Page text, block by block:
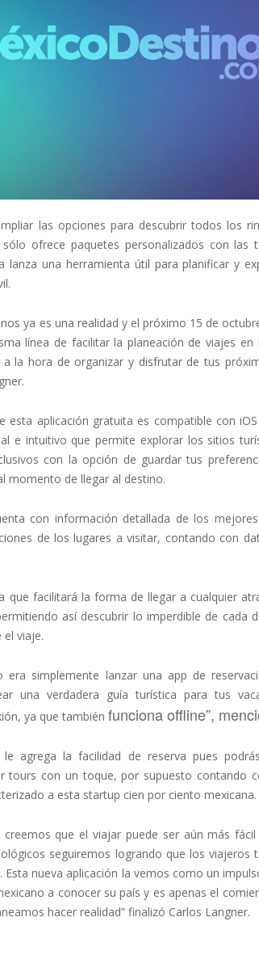
las opciones para descubrir todos los
ofrece paquetes personalizados con las
lanza una herramienta útil para planificar y
ya es una realidad y el próximo 15 de
línea de facilitar la planeación de viajes
la hora de organizar y disfrutar de tus
esta aplicación gratuita es compatible con
e intuitivo que permite explorar los sitios
con la opción de guardar tus
momento de llegar al destino.
con información detallada de los
de los lugares a visitar, contando con
facilitará la forma de llegar a cualquier
así descubrir lo imperdible de cada
viaje.
era simplemente lanzar una app de
una verdadera guía turística para tus
ya que también funciona offline”,
agrega la facilidad de reserva pues
tours con un toque, por supuesto contando
a esta startup cien por ciento mexicana.
creemos que el viajar puede ser aún más
seguiremos logrando que los viajeros
Esta nueva aplicación la vemos como un
a conocer su país y es apenas el
hacer realidad” finalizó Carlos Langner.